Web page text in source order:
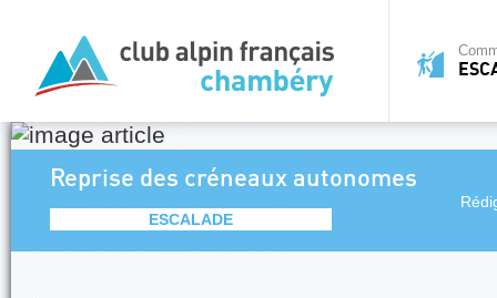
Reprise des créneaux autonomes
ESCALADE